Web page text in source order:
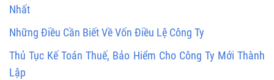
Nhất
Những Điều Cần Biết Về Vốn Điều Lệ Công Ty
Thủ Tục Kế Toán Thuế, Bảo Hiểm Cho Công Ty Mới Thành
Lập